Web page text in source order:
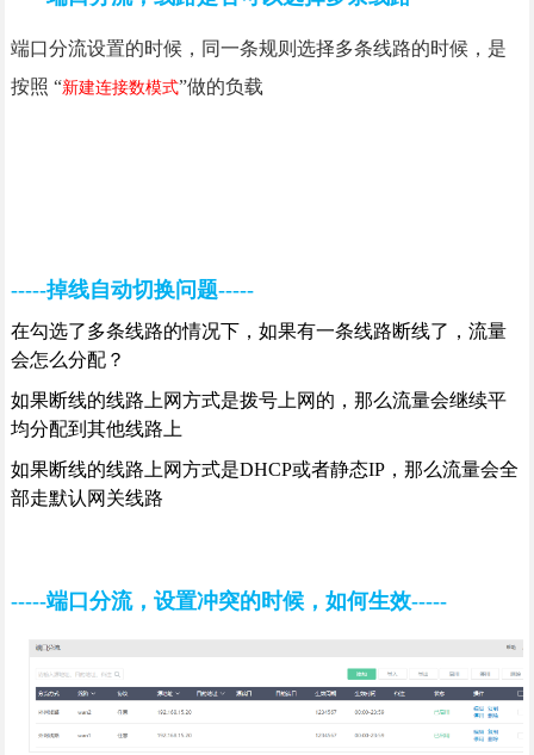
端口分流设置的时候，同一条规则选择多条线路的时候，是
按照 “新建连接数模式”做的负载
-----掉线自动切换问题-----
在勾选了多条线路的情况下，如果有一条线路断线了，流量
会怎么分配？
如果断线的线路上网方式是拨号上网的，那么流量会继续平
均分配到其他线路上
如果断线的线路上网方式是DHCP或者静态IP，那么流量会全
部走默认网关线路
-----端口分流，设置冲突的时候，如何生效-----